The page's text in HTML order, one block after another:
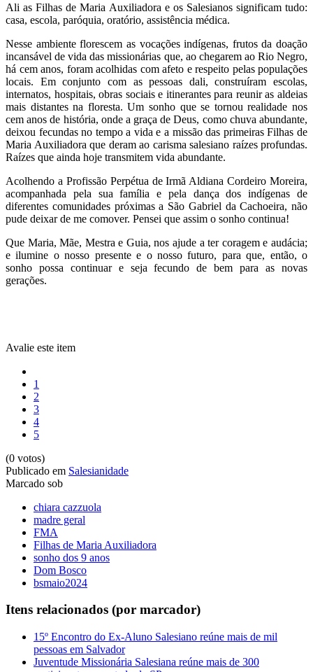
Ali as Filhas de Maria Auxiliadora e os Salesianos significam tudo:
casa, escola, paróquia, oratório, assistência médica.
Nesse ambiente florescem as vocações indígenas, frutos da doação
incansável de vida das missionárias que, ao chegarem ao Rio Negro,
há cem anos, foram acolhidas com afeto e respeito pelas populações
locais. Em conjunto com as pessoas dali, construíram escolas,
internatos, hospitais, obras sociais e itinerantes para reunir as aldeias
mais distantes na floresta. Um sonho que se tornou realidade nos
cem anos de história, onde a graça de Deus, como chuva abundante,
deixou fecundas no tempo a vida e a missão das primeiras Filhas de
Maria Auxiliadora que deram ao carisma salesiano raízes profundas.
Raízes que ainda hoje transmitem vida abundante.
Acolhendo a Profissão Perpétua de Irmã Aldiana Cordeiro Moreira,
acompanhada pela sua família e pela dança dos indígenas de
diferentes comunidades próximas a São Gabriel da Cachoeira, não
pude deixar de me comover. Pensei que assim o sonho continua!
Que Maria, Mãe, Mestra e Guia, nos ajude a ter coragem e audácia;
e ilumine o nosso presente e o nosso futuro, para que, então, o
sonho possa continuar e seja fecundo de bem para as novas
gerações.
Avalie este item
1
2
3
4
5
(0 votos)
Publicado em Salesianidade
Marcado sob
chiara cazzuola
madre geral
FMA
Filhas de Maria Auxiliadora
sonho dos 9 anos
Dom Bosco
bsmaio2024
Itens relacionados (por marcador)
15º Encontro do Ex-Aluno Salesiano reúne mais de mil
pessoas em Salvador
Juventude Missionária Salesiana reúne mais de 300